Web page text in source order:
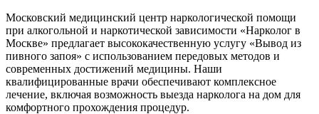
Московский медицинский центр наркологической помощи
при алкогольной и наркотической зависимости «Нарколог в
Москве» предлагает высококачественную услугу «Вывод из
пивного запоя» с использованием передовых методов и
современных достижений медицины. Наши
квалифицированные врачи обеспечивают комплексное
лечение, включая возможность выезда нарколога на дом для
комфортного прохождения процедур.